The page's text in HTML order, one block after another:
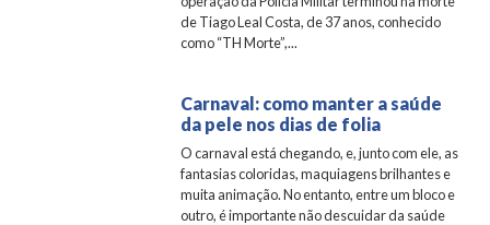
de Tiago Leal Costa, de 37 anos, conhecido
como “TH Morte”,...
Carnaval: como manter a saúde
da pele nos dias de folia
O carnaval está chegando, e, junto com ele, as
fantasias coloridas, maquiagens brilhantes e
muita animação. No entanto, entre um bloco e
outro, é importante não descuidar da saúde